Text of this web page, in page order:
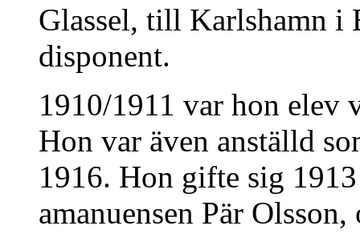
Glassel, till Karlshamn i
disponent.
1910/1911 var hon elev
Hon var även anställd
1916. Hon gifte sig
amanuensen Pär